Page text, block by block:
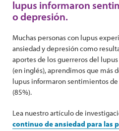
lupus informaron
o depresión.
Muchas personas con lupus
ansiedad y depresión como
aportes de los guerreros del
(en inglés), aprendimos que más
lupus informaron sentimientos
(85%).
Lea nuestro artículo de
continuo de ansiedad para las